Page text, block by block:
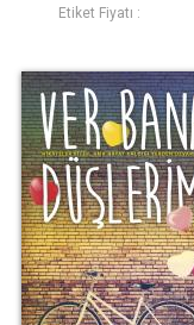
Etiket Fiyatı :